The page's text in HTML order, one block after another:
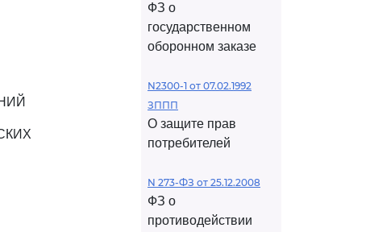
ФЗ о
государственном
оборонном заказе
N2300-1 от 07.02.1992
ЗППП
О защите прав
потребителей
N 273-ФЗ от 25.12.2008
ФЗ о
противодействии